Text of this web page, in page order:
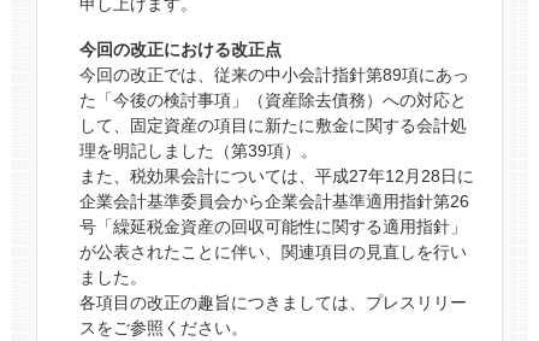
今回の改正における改正点
今回の改正では、従来の中小会計指針第89項にあっ
た「今後の検討事項」（資産除去債務）への対応と
して、固定資産の項目に新たに敷金に関する会計処
理を明記しました（第39項）。
また、税効果会計については、平成27年12月28日に
企業会計基準委員会から企業会計基準適用指針第26
号「繰延税金資産の回収可能性に関する適用指針」
が公表されたことに伴い、関連項目の見直しを行い
ました。
各項目の改正の趣旨につきましては、プレスリリー
スをご参照ください。